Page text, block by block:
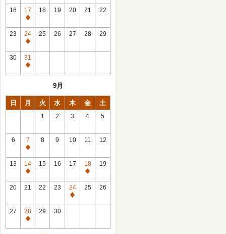
館
日
16
17
休
館
日
18 19 20 21 22
23
24
休
館
日
25 26 27 28 29
30
31
休
9月
日 月 火 水 木 金 土
1 2 3 4 5
6
7
休
館
日
8 9 10 11 12
13
14
休
館
15 16 17
18
休
館
19
20 21 22 23
24
休
25 26
27
28
休
29 30